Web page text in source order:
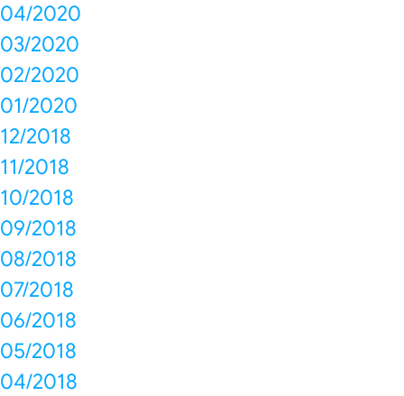
04/2020
03/2020
02/2020
01/2020
12/2018
11/2018
10/2018
09/2018
08/2018
07/2018
06/2018
05/2018
04/2018